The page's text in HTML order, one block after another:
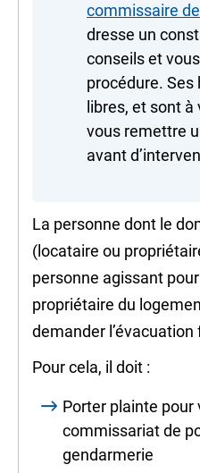
commissaire
dresse un
conseils et
procédure.
libres, et sont
vous remettre
avant
La personne dont le
(locataire ou
personne agissant
propriétaire du
demander
Pour cela, il doit :
Porter plainte pour
commissariat de
gendarmerie